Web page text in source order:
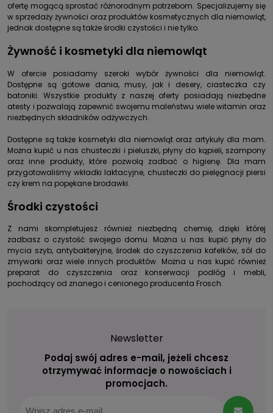
ofertę mogącą sprostać różnorodnym potrzebom. Specjalizujemy się
w sprzedaży żywności oraz produktów kosmetycznych dla niemowląt,
jednak dostępne są także środki czystości i nie tylko.
Żywność i kosmetyki dla niemowląt
W ofercie posiadamy szeroki wybór żywności dla niemowląt.
Dostępne są gotowe dania, musy, jak i desery, ciasteczka czy
batoniki. Wszystkie produkty z naszej oferty posiadają niezbędne
atesty i pozwalają zapewnić swojemu maleństwu wiele witamin oraz
niezbędnych składników odżywczych.
Dostępne są także kosmetyki dla niemowląt oraz artykuły dla mam.
Można kupić u nas chusteczki i pieluszki, płyny do kąpieli, szampony
oraz inne produkty, które pozwolą zadbać o higienę. Dla mam
przygotowaliśmy wkładki laktacyjne, chusteczki do pielęgnacji piersi
czy krem na popękane brodawki.
Środki czystości
Z nami skompletujesz również niezbędną chemię, dzięki której
zadbasz o czystość swojego domu. Można u nas kupić płyny do
mycia szyb, antybakteryjne, środek do czyszczenia kafelków, sól do
zmywarki oraz wiele innych produktów. Można u nas kupić również
preparat do czyszczenia oraz konserwacji podłóg i mebli,
pochodzący od znanego i cenionego producenta Frosch.
Newsletter
Podaj swój adres e-mail, jeżeli chcesz
otrzymywać informacje o nowościach i
promocjach.